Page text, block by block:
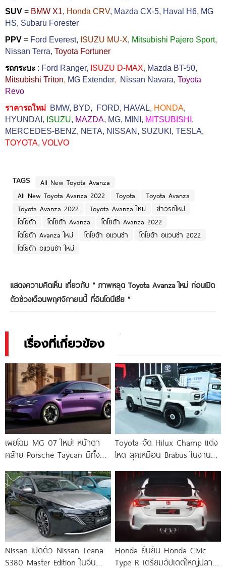
SUV = BMW X1, Honda CRV, Mazda CX-5, Haval H6, MG
HS, Subaru Forester
PPV = Ford Everest, ISUZU MU-X, Mitsubishi Pajero Sport,
Nissan Terra, Toyota Fortuner
รถกระบะ : Ford Ranger, ISUZU D-MAX, Mazda BT-50,
Mitsubishi Triton, MG Extender, Nissan Navara, Toyota
Revo
ราคารถใหม่ BMW, BYD, FORD, HAVAL, HONDA,
HYUNDAI , ISUZU, MAZDA, MG, MINI , MITSUBISHI ,
MERCEDES-BENZ, NETA, NISSAN , SUZUKI , TESLA,
TOYOTA, VOLVO
TAGS
All New Toyota Avanza
All New Toyota Avanza 2022
Toyota
Toyota Avanza
Toyota Avanza 2022
Toyota Avanza ใหม่
ข่าวรถใหม่
โตโยต้า
โตโยต้า Avanza
โตโยต้า Avanza 2022
โตโยต้า Avanza ใหม่
โตโยต้า อแวนซ่า
โตโยต้า อแวนซ่า 2022
โตโยต้า อแวนซ่า ใหม่
แสดงความคิดเห็น เกี่ยวกับ " ภาพหลุด Toyota Avanza ใหม่ ก่อนเปิด
ตัวช่วงเดือนพฤศจิกายนนี้ ที่อินโดนีเซีย "
เรื่องที่เกี่ยวข้อง
เผยโฉม MG 07 ใหม่! หน้าตา
คล้าย Porsche Taycan มีทั้ง
Toyota จัด Hilux Champ แต่ง
โหด ลุคเหมือน Brabus ในงาน
Nissan เปิดตัว Nissan Teana
S380 Master Edition ในจีน
Honda ยืนยัน Honda Civic
Type R เตรียมอัปเดตใหญ่ปลาย